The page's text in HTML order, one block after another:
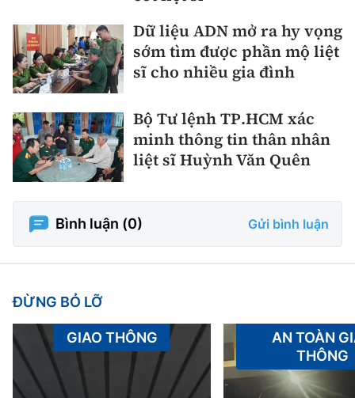
Dữ liệu ADN mở ra hy vọng
sớm tìm được phần mộ liệt
sĩ cho nhiều gia đình
Bộ Tư lệnh TP.HCM xác
minh thông tin thân nhân
liệt sĩ Huỳnh Văn Quên
Bình luận (0) Gửi bình luận
ĐỪNG BỎ LỠ
GIAO THÔNG
AN TOÀN
THÔNG